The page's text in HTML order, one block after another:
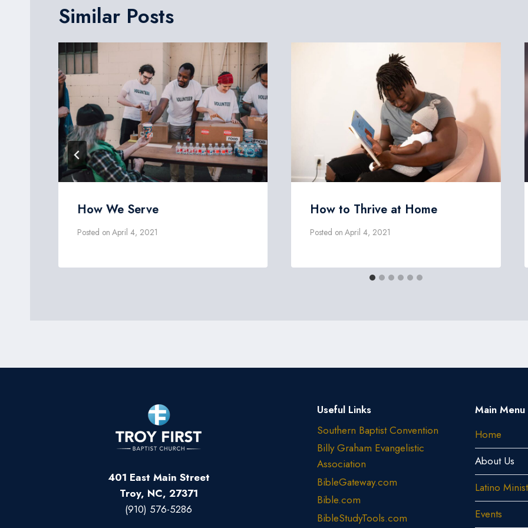
Similar Posts
How We Serve
Posted on April 4, 2021
How to Thrive at Home
Posted on April 4, 2021
401 East Main Street
Troy, NC, 27371
(910) 576-5286
Useful Links
Southern Baptist Convention
Billy Graham Evangelistic
Association
BibleGateway.com
Bible.com
BibleStudyTools.com
Main Menu
Home
About Us
Latino
Events